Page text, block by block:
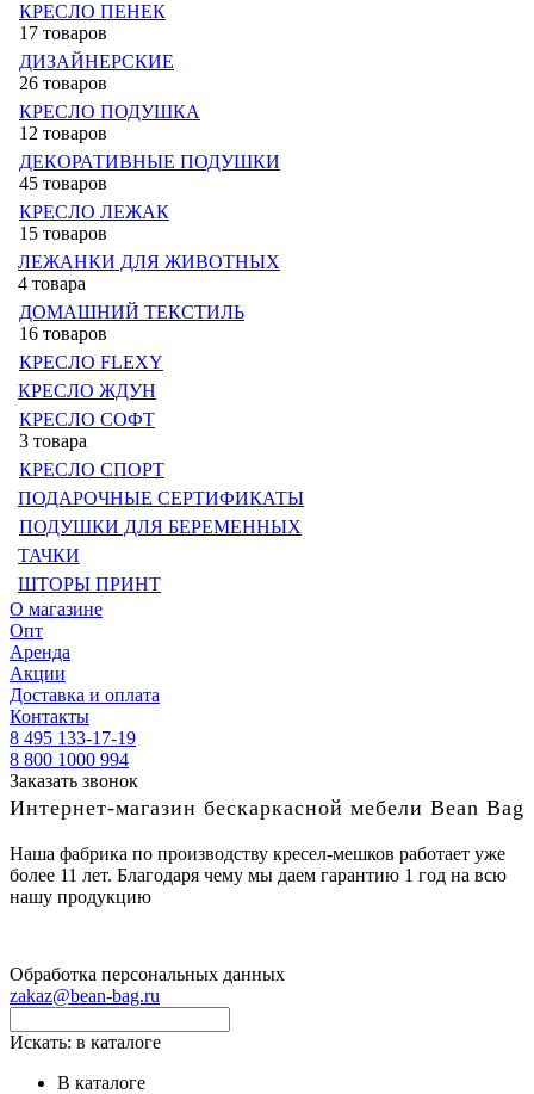
КРЕСЛО ПЕНЕК
17 товаров
ДИЗАЙНЕРСКИЕ
26 товаров
КРЕСЛО ПОДУШКА
12 товаров
ДЕКОРАТИВНЫЕ ПОДУШКИ
45 товаров
КРЕСЛО ЛЕЖАК
15 товаров
ЛЕЖАНКИ ДЛЯ ЖИВОТНЫХ
4 товара
ДОМАШНИЙ ТЕКСТИЛЬ
16 товаров
КРЕСЛО FLEXY
КРЕСЛО ЖДУН
КРЕСЛО СОФТ
3 товара
КРЕСЛО СПОРТ
ПОДАРОЧНЫЕ СЕРТИФИКАТЫ
ПОДУШКИ ДЛЯ БЕРЕМЕННЫХ
ТАЧКИ
ШТОРЫ ПРИНТ
О магазине
Опт
Аренда
Акции
Доставка и оплата
Контакты
8 495 133-17-19
8 800 1000 994
Заказать звонок
Интернет-магазин бескаркасной мебели Bean Bag
Наша фабрика по производству кресел-мешков работает уже
более 11 лет. Благодаря чему мы даем гарантию 1 год на всю
нашу продукцию
Обработка персональных данных
zakaz@bean-bag.ru
Искать: в каталоге
в каталоге